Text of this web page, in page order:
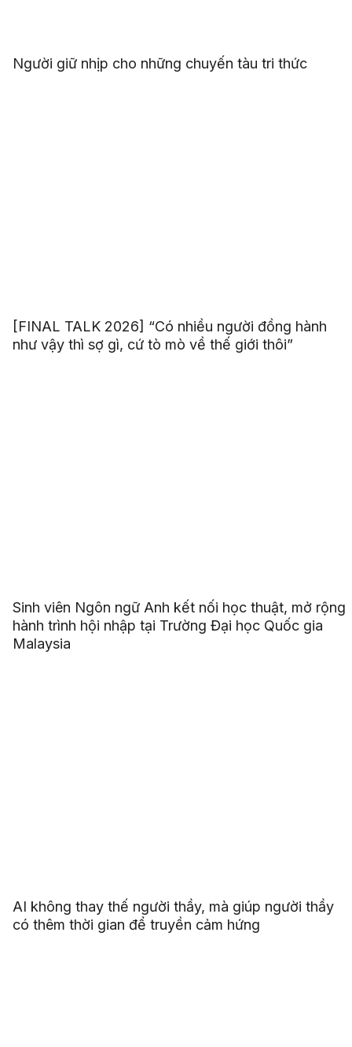
Người giữ nhịp cho những chuyến tàu tri thức
[FINAL TALK 2026] “Có nhiều người đồng hành
như vậy thì sợ gì, cứ tò mò về thế giới thôi”
Sinh viên Ngôn ngữ Anh kết nối học thuật, mở rộng
hành trình hội nhập tại Trường Đại học Quốc gia
Malaysia
AI không thay thế người thầy, mà giúp người thầy
có thêm thời gian để truyền cảm hứng